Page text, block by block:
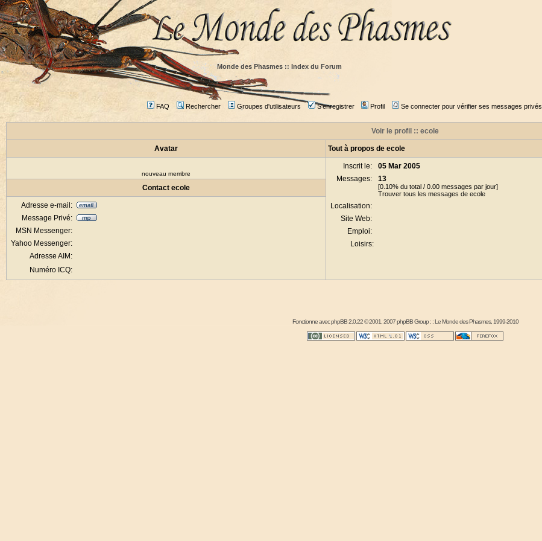
Monde des Phasmes :: Index du Forum
FAQ Rechercher Groupes d'utilisateurs S'enregistrer Profil Se connecter pour vérifier ses messages privés
Voir le profil :: ecole
Avatar Tout à propos de ecole
nouveau membre
Inscrit le:
05 Mar 2005
Messages:
13
[0.10% du total / 0.00 messages par jour]
Trouver tous les messages de ecole
Localisation:
Site Web:
Emploi:
Loisirs:
Contact ecole
Adresse e-mail:
Message Privé:
MSN Messenger:
Yahoo Messenger:
Adresse AIM:
Numéro ICQ:
Fonctionne avecphpBB2.0.22 © 2001, 2007 phpBB Group : :Le Monde des Phasmes, 1999-2010